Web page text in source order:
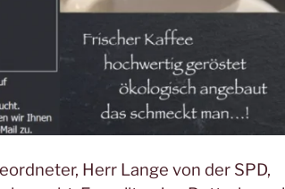
Herr Lange von der SPD,